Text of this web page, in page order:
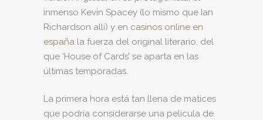
inmenso Kevin Spacey (lo mismo que Ian
Richardson allí) y en casinos online en
españa la fuerza del original literario, del
que ‘House of Cards’ se aparta en las
últimas temporadas.
La primera hora está tan llena de matices
que podría considerarse una película de